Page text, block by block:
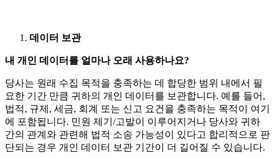
데이터 보관
내 개인 데이터를 얼마나 오래 사용하나요?
당사는 원래 수집 목적을 충족하는 데 합당한 범위 내에서 필
요한 기간 만큼 귀하의 개인 데이터를 보관합니다. 예를 들어,
법적, 규제, 세금, 회계 또는 신고 요건을 충족하는 목적이 여기
에 포함됩니다. 민원 제기/고발이 이루어지거나 당사와 귀하
간의 관계와 관련해 법적 소송 가능성이 있다고 합리적으로 판
단되는 경우 개인 데이터 보관 기간이 더 길어질 수 있습니다.